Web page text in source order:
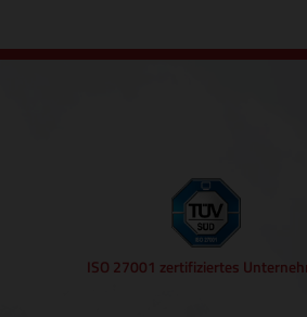
ISO 27001 zertifiziertes